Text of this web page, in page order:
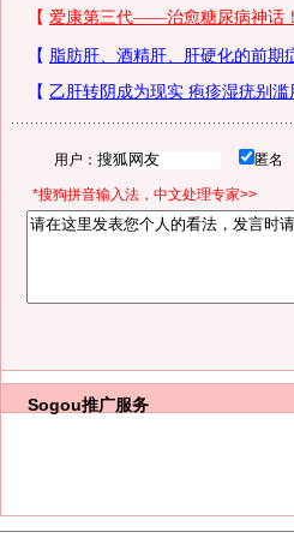
用户： 匿名
*搜狗拼音输入法，中文处理专家>>
Sogou推广服务